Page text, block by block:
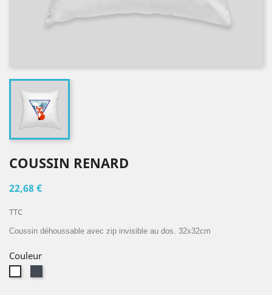
COUSSIN RENARD
22,68 €
TTC
Coussin déhoussable avec zip invisible au dos. 32x32cm
Couleur